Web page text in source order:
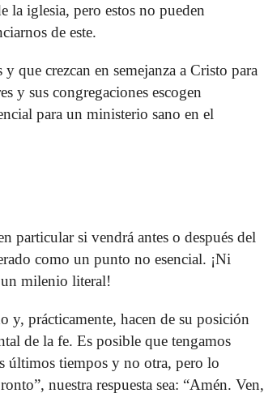
la iglesia, pero estos no pueden
de este.
que crezcan en semejanza a Cristo para
y sus congregaciones escogen
para un ministerio sano en el
particular si vendrá antes o después del
como un punto no esencial. ¡Ni
un milenio literal!
y, prácticamente, hacen de su posición
de la fe. Es posible que tengamos
últimos tiempos y no otra, pero lo
nuestra respuesta sea: “Amén. Ven,